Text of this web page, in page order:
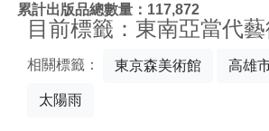
累計出版品總數量：117,872
目前標籤：東南亞當代
相關標籤： 東京森美術館 高雄
太陽雨